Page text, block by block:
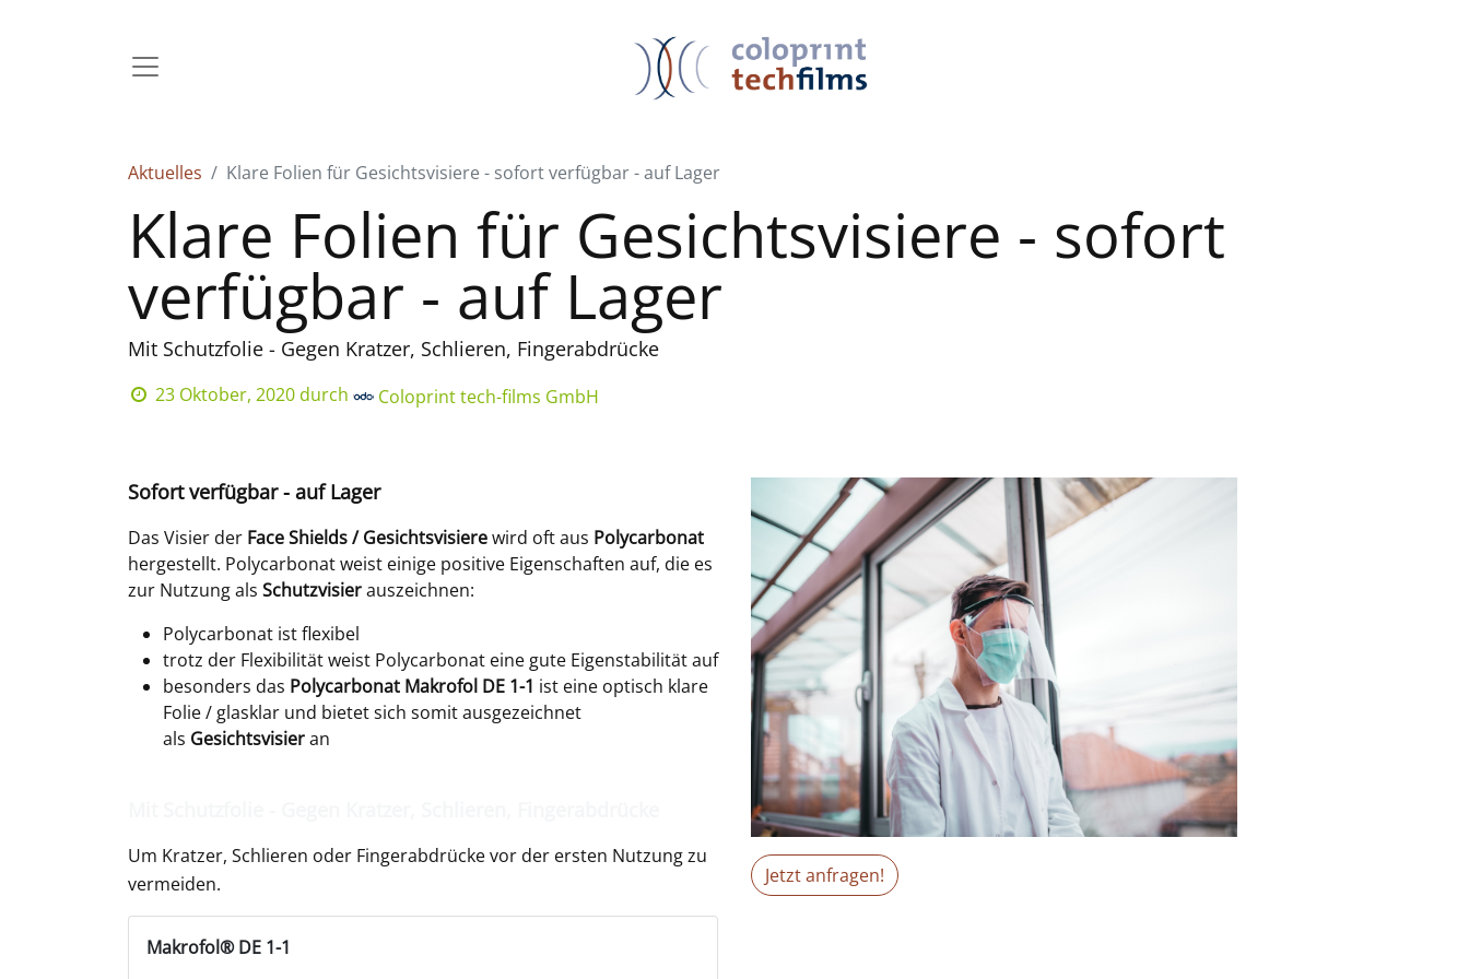
Aktuelles Klare Folien für Gesichtsvisiere - sofort verfügbar - auf Lager
Klare Folien für Gesichtsvisiere - sofort
verfügbar - auf Lager
Mit Schutzfolie - Gegen Kratzer, Schlieren, Fingerabdrücke
23 Oktober, 2020 durch Coloprint tech-films GmbH
Sofort verfügbar - auf Lager
Das Visier der Face Shields / Gesichtsvisierewird oft aus Polycarbonat
hergestellt. Polycarbonat weist einige positive Eigenschaften auf, die es
zur Nutzung als Schutzvisierauszeichnen:
Polycarbonat ist flexibel
trotz der Flexibilität weist Polycarbonat eine gute Eigenstabilität auf
besonders das Polycarbonat Makrofol DE 1-1 ist eine optisch klare
Folie / glasklar und bietet sich somit ausgezeichnet
als Gesichtsvisieran
Um Kratzer, Schlieren oder Fingerabdrücke vor der ersten Nutzung zu
vermeiden.
Makrofol® DE 1-1
Jetzt anfragen!